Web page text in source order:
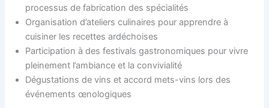
processus de fabrication des spécialités
Organisation d’ateliers culinaires pour apprendre à
cuisiner les recettes ardéchoises
Participation à des festivals gastronomiques pour vivre
pleinement l’ambiance et la convivialité
Dégustations de vins et accord mets-vins lors des
événements œnologiques